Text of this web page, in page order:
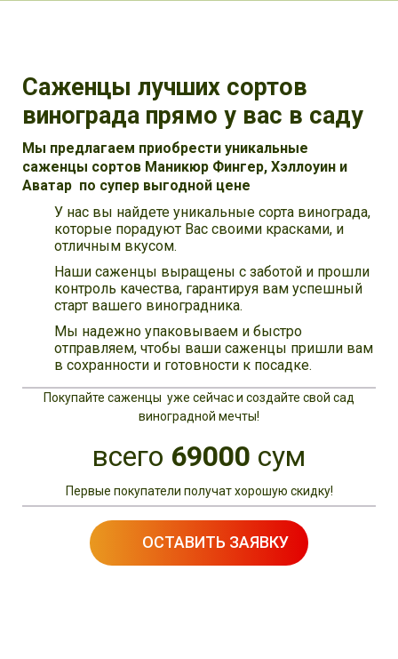
Саженцы лучших сортов
винограда прямо у вас в саду
Мы предлагаем приобрести уникальные
саженцы сортов Маникюр Фингер, Хэллоуин и
Аватар по супер выгодной цене
У нас вы найдете уникальные сорта винограда,
которые порадуют Вас своими красками, и
отличным вкусом.
Наши саженцы выращены с заботой и прошли
контроль качества, гарантируя вам успешный
старт вашего виноградника.
Мы надежно упаковываем и быстро
отправляем, чтобы ваши саженцы пришли вам
в сохранности и готовности к посадке.
Покупайте саженцы уже сейчас и создайте свой сад
виноградной мечты!
всего 69000 сум
Первые покупатели получат хорошую скидку!
ОСТАВИТЬ ЗАЯВКУ